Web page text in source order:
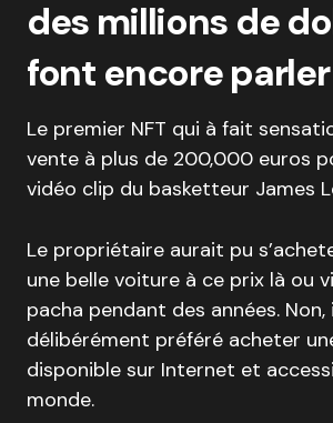
des millions de
font encore parler
Le premier NFT qui à fait
vente à plus de 200,000 euros
vidéo clip du basketteur James
Le propriétaire aurait pu
une belle voiture à ce prix là ou
pacha pendant des années. Non,
délibérément préféré acheter
disponible sur Internet et
monde.